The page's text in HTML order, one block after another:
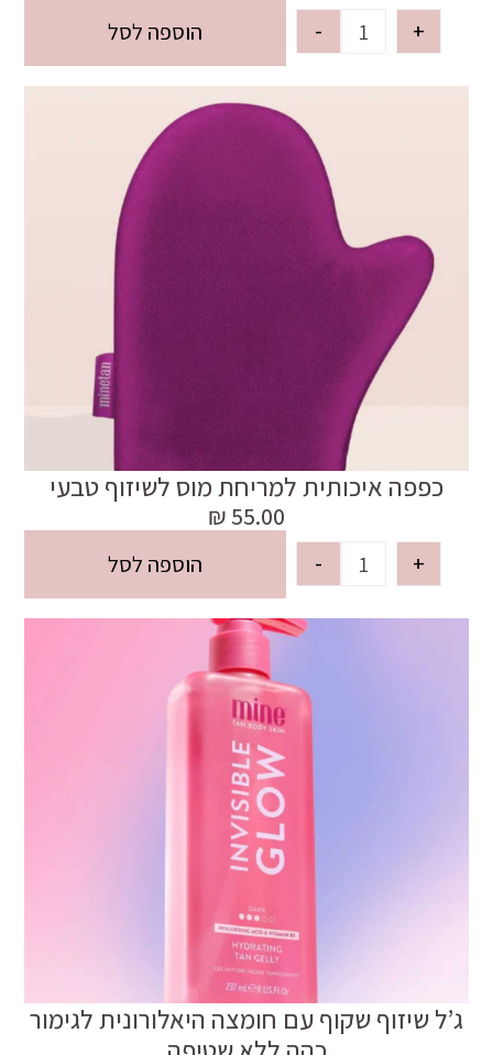
- + הוספה לסל
כפפה איכותית למריחת מוס לשיזוף טבעי
55.00
₪
- + הוספה לסל
ג’ל שיזוף שקוף עם חומצה היאלורונית לגימור